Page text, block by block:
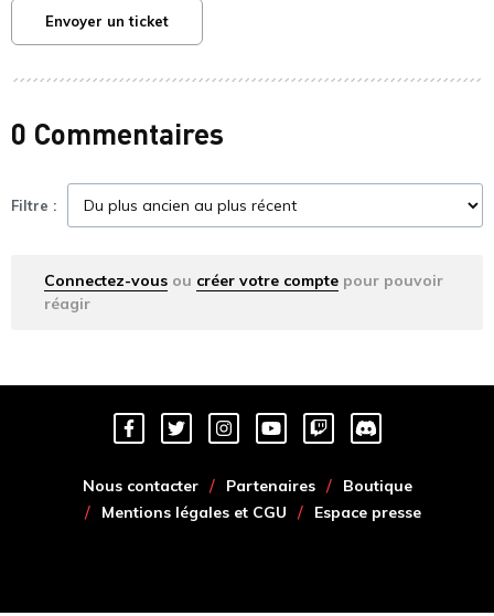
Envoyer un ticket
0 Commentaires
Filtre :
Connectez-vous ou créer votre compte pour pouvoir
réagir
Nous contacter Partenaires
Boutique
Mentions légales et CGU
Espace presse